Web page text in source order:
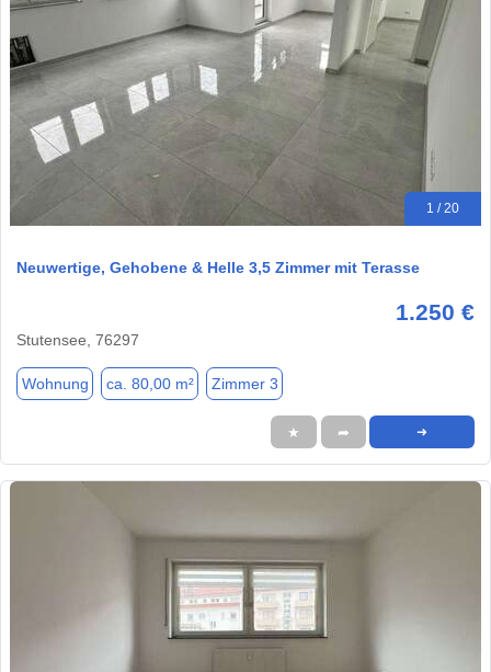
1 / 20
Neuwertige, Gehobene & Helle 3,5 Zimmer mit Terasse
1.250 €
Stutensee, 76297
Wohnung ca. 80,00 m² Zimmer 3
★ ➦ ➜